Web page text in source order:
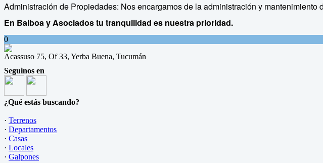
Administración de Propiedades: Nos encargamos de la administración y
En Balboa y Asociados tu tranquilidad es nuestra prioridad.
0
Acassuso 75, Of 33, Yerba Buena, Tucumán
Seguinos en
¿Qué estás buscando?
· Terrenos
· Departamentos
· Casas
· Locales
· Galpones